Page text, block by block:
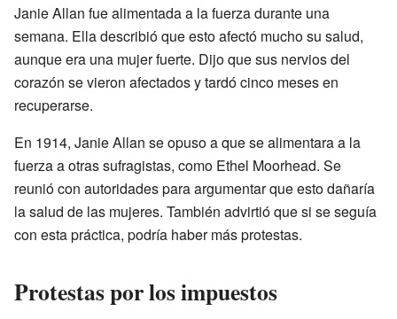
Janie Allan fue alimentada a la fuerza durante una
semana. Ella describió que esto afectó mucho su salud,
aunque era una mujer fuerte. Dijo que sus nervios del
corazón se vieron afectados y tardó cinco meses en
recuperarse.
En 1914, Janie Allan se opuso a que se alimentara a la
fuerza a otras sufragistas, como Ethel Moorhead. Se
reunió con autoridades para argumentar que esto dañaría
la salud de las mujeres. También advirtió que si se seguía
con esta práctica, podría haber más protestas.
Protestas por los impuestos